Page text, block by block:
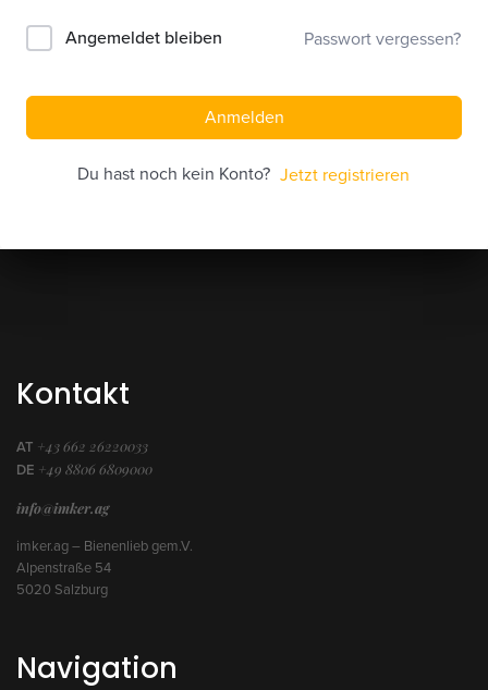
Angemeldet bleiben Passwort vergessen?
Anmelden
Du hast noch kein Konto? Jetzt registrieren
Kontakt
AT +43 662 26220033
DE +49 8806 6809000
info@imker.ag
imker.ag – Bienenlieb gem.V.
Alpenstraße 54
5020 Salzburg
Navigation